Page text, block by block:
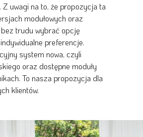
Z uwagi na to, że propozycja ta
modułowych oraz
trudu wybrać opcję
preferencje.
system nowa, czyli
oraz dostępne moduły
To nasza propozycja dla
klientów.